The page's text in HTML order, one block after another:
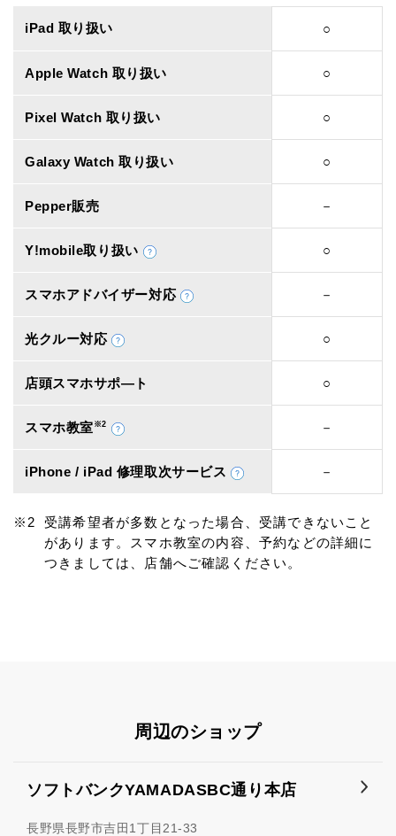
iPad 取り扱い ○
Apple Watch 取り扱い ○
Pixel Watch 取り扱い ○
Galaxy Watch 取り扱い ○
Pepper販売 －
Y!mobile取り扱い ○
スマホアドバイザー対応 －
光クルー対応 ○
店頭スマホサポ―ト ○
スマホ教室 ※2 －
iPhone / iPad 修理取次サービス －
受講希望者が多数となった場合、受講できないこと
があります。スマホ教室の内容、予約などの詳細に
つきましては、店舗へご確認ください。
周辺のショップ
ソフトバンクYAMADASBC通り本店
長野県長野市吉田1丁目21-33